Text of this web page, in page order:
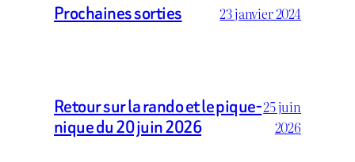
Prochaines sorties 23 janvier 2024
Retour sur la rando et le pique-
nique du 20 juin 2026
25 juin
2026